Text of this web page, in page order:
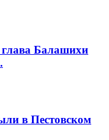
Балашихи
в Пестовском